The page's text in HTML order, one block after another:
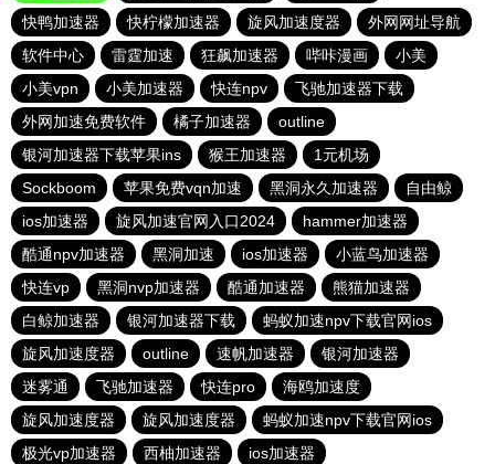
快鸭加速器
快柠檬加速器 旋风加速度器
外网网址导航
软件中心
雷霆加速 狂飙加速器 哔咔漫画
小美
小美vpn
小美加速器 快连npv
飞驰加速器下载
外网加速免费软件
橘子加速器
outline
银河加速器下载苹果ins
猴王加速器
1元机场
Sockboom
苹果免费vqn加速 黑洞永久加速器
自由鲸
ios加速器
旋风加速官网入口2024
hammer加速器
酷通npv加速器
黑洞加速 ios加速器
小蓝鸟加速器
快连vp
黑洞nvp加速器 酷通加速器
熊猫加速器
白鲸加速器
银河加速器下载
蚂蚁加速npv下载官网ios
旋风加速度器
outline 速帆加速器
银河加速器
迷雾通
飞驰加速器 快连pro
海鸥加速度
旋风加速度器
旋风加速度器
蚂蚁加速npv下载官网ios
极光vp加速器
西柚加速器 ios加速器